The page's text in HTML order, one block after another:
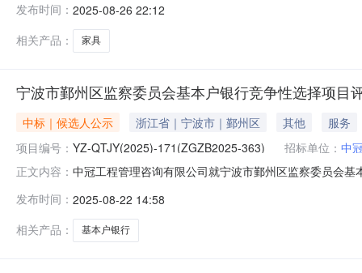
标。二、项目概况和招标范围规模：家具采购与安装范
人资格能力要求：/;
发布时间： 2025-08-26 22:12
相关产品：
家具
宁波市鄞州区监察委员会基本户银行竞争性选择项目
中标｜候选人公示 浙江省｜宁波市｜鄞州区 其他
服务
项目编号： YZ-QTJY(2025)-171(ZGZB2025-363) 招标单位： 中
正文内容： 中冠工程管理咨询有限公司就宁波市鄞州区监察委员会
22日五、公示时间：2025年08月22日-2025年08月25日
始终达到
发布时间： 2025-08-22 14:58
相关产品：
基本户银行